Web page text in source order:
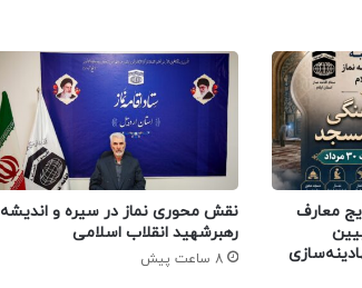
معارف
نقش محوری نماز در سیره و اندیشه
رهبرشهید انقلاب اسلامی
8 ساعت پیش